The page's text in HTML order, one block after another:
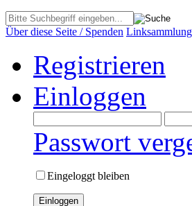
Über diese Seite / Spenden Linksammlung
Registrieren
Einloggen
Passwort
Eingeloggt bleiben